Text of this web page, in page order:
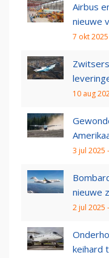
Airbus
nieuwe
7 okt
10 aug
3 jul 2025
nieuwe
2 jul 2025
keihard